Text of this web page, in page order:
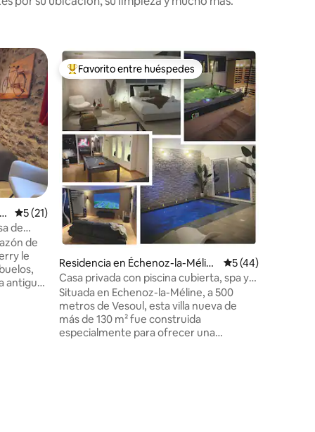
Calificación promedio: 5 de 5; 21 evaluaciones
5 (21)
de
de
le
antigua
De los mejores en Favorito entre huéspedes
Favorito entre huéspedes
Residencia en Échenoz-la-Mélin
e
Calificación
5 (44)
Casa privada con piscina cubierta, spa y
sauna
Situada en Echenoz-la-Méline, a 500
metros de Vesoul, esta villa nueva de
más de 130 m² fue construida
especialmente para ofrecer una